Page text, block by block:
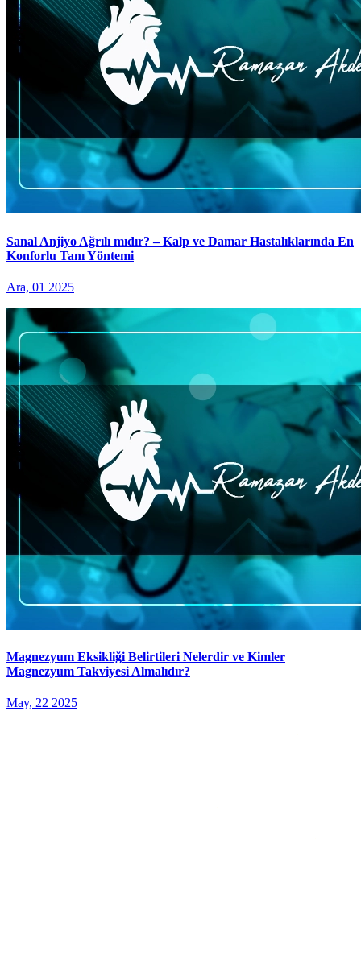
Sanal Anjiyo Ağrılı mıdır? – Kalp ve Damar Hastalıklarında En
Konforlu Tanı Yöntemi
Ara, 01 2025
Magnezyum Eksikliği Belirtileri Nelerdir ve Kimler
Magnezyum Takviyesi Almalıdır?
May, 22 2025